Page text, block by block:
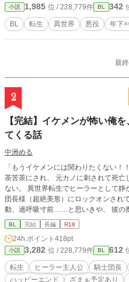
小説 1,985 位 / 228,779件 BL 342
BL 転生 異世界 悪役 年下×
最
2
【完結】イケメンが怖い俺
てくる話
中洲める
「もうイケメンには関わりたくない！！」 前世で幼馴染のクソ美形に人
茶苦茶にされ、 元カノに刺されて死
ない。 異世界転生でヒーラーとして静かに生きるはずが、 助けた第五騎士団の
団長様（超絶美形）にロックオンされてしまう。 顔が良すぎ
動、過呼吸寸前……と思いきや、 彼の
われて、 氷のように冷たい騎士団長の心も
ければ、このままで……」 守備範囲外のイケメン相手に、どうすればいいん
だ……！？ 【顔面偏差値MAXの氷の騎士団長（年下）】×【イケメン苦手転生ヒ
ーラー】 トラウマと向き合う日々が
―― イケメンに人生をかき回される転生ヒーラーファンタジー、ここに開幕！
団長＝not幼馴染。 ざまぁはあります。 Rは後半＊がつきます。 ムーンライト
BL 完結 長編 R18
24h.ポイント 418pt
小説 3,282 位 / 228,779件 BL 612
転生 ヒーラー主人公 騎士団長
ハッピーエンド
ざまぁ予定あり